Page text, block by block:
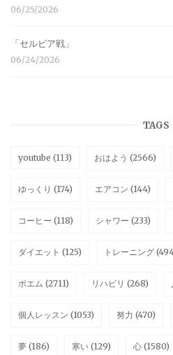
06/25/2026
「セルビア戦」
06/24/2026
TAGS
youtube (113) おはよう (2566)
ゆっくり (174) エアコン (144)
コーヒー (118) シャワー (233)
ダイエット (125) トレーニング
ポエム (2711) リハビリ (268)
個人レッスン (1053) 努力 (470)
夢 (186) 寒い (129) 心 (1580)